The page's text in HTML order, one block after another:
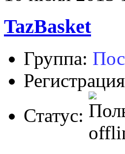
TazBasket
Группа:
Статус: